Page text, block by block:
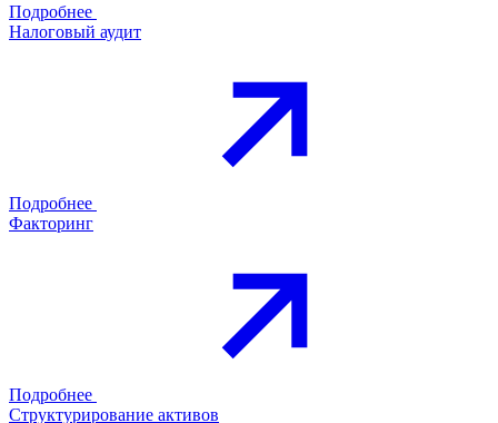
Подробнее
Налоговый аудит
Подробнее
Факторинг
Подробнее
Структурирование активов